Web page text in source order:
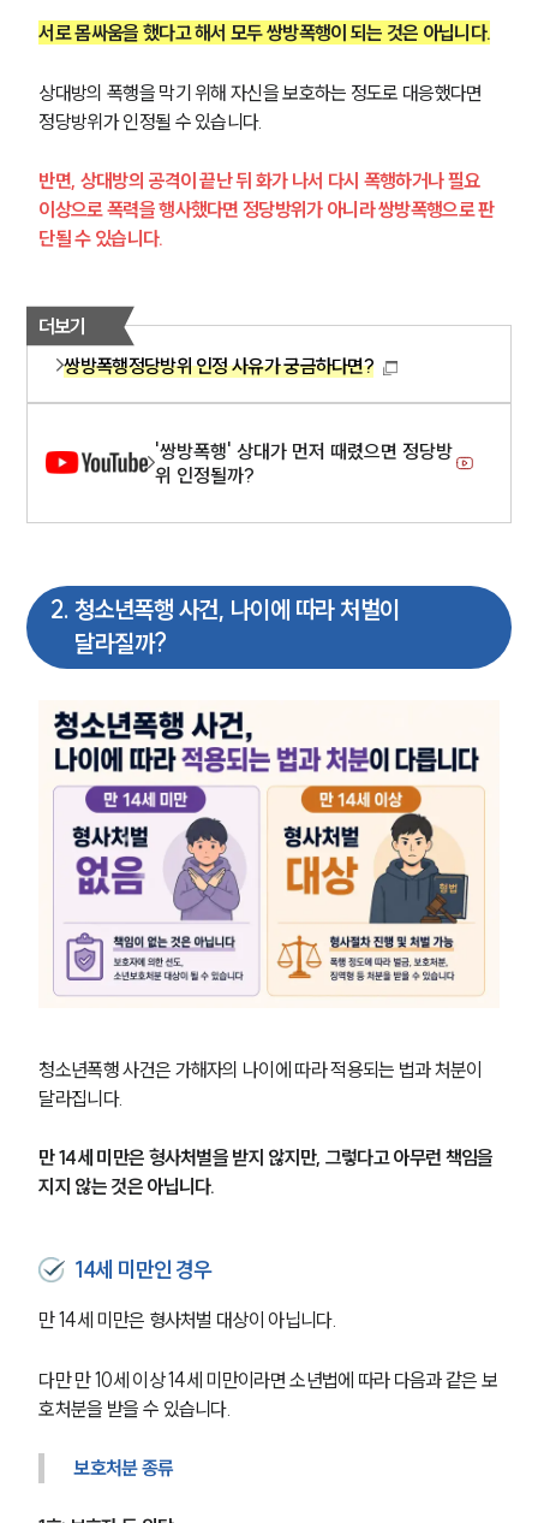
서로 몸싸움을 했다고 해서 모두 쌍방폭행이 되는 것은 아닙니다.
상대방의 폭행을 막기 위해 자신을 보호하는 정도로 대응했다면
정당방위가 인정될 수 있습니다.
반면, 상대방의 공격이 끝난 뒤 화가 나서 다시 폭행하거나 필요
이상으로 폭력을 행사했다면 정당방위가 아니라 쌍방폭행으로 판
단될 수 있습니다.
더보기
쌍방폭행정당방위 인정 사유가 궁금하다면?
'쌍방폭행' 상대가 먼저 때렸으면 정당방
위 인정될까?
2. 청소년폭행 사건, 나이에 따라 처벌이
달라질까?
청소년폭행 사건은 가해자의 나이에 따라 적용되는 법과 처분이
달라집니다.
만 14세 미만은 형사처벌을 받지 않지만, 그렇다고 아무런 책임을
지지 않는 것은 아닙니다.
14세 미만인 경우
만 14세 미만은 형사처벌 대상이 아닙니다.
다만 만 10세 이상 14세 미만이라면 소년법에 따라 다음과 같은 보
호처분을 받을 수 있습니다.
보호처분 종류